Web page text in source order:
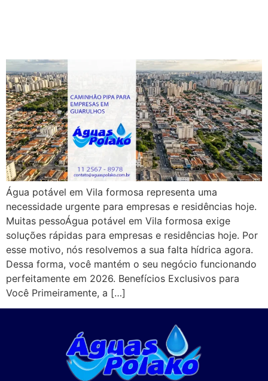
Água potável em Vila formosa representa uma
necessidade urgente para empresas e residências hoje.
Muitas pessoÁgua potável em Vila formosa exige
soluções rápidas para empresas e residências hoje. Por
esse motivo, nós resolvemos a sua falta hídrica agora.
Dessa forma, você mantém o seu negócio funcionando
perfeitamente em 2026. Benefícios Exclusivos para
Você Primeiramente, a […]